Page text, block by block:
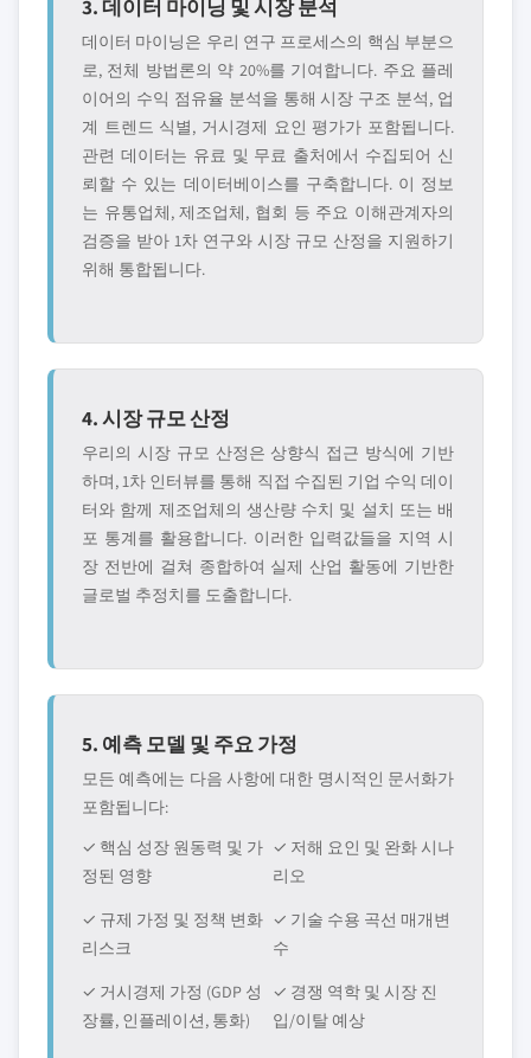
3. 데이터 마이닝 및 시장 분석
데이터 마이닝은 우리 연구 프로세스의 핵심 부분으
로, 전체 방법론의 약 20%를 기여합니다. 주요 플레
이어의 수익 점유율 분석을 통해 시장 구조 분석, 업
계 트렌드 식별, 거시경제 요인 평가가 포함됩니다.
관련 데이터는 유료 및 무료 출처에서 수집되어 신
뢰할 수 있는 데이터베이스를 구축합니다. 이 정보
는 유통업체, 제조업체, 협회 등 주요 이해관계자의
검증을 받아 1차 연구와 시장 규모 산정을 지원하기
위해 통합됩니다.
4. 시장 규모 산정
우리의 시장 규모 산정은 상향식 접근 방식에 기반
하며, 1차 인터뷰를 통해 직접 수집된 기업 수익 데이
터와 함께 제조업체의 생산량 수치 및 설치 또는 배
포 통계를 활용합니다. 이러한 입력값들을 지역 시
장 전반에 걸쳐 종합하여 실제 산업 활동에 기반한
글로벌 추정치를 도출합니다.
5. 예측 모델 및 주요 가정
모든 예측에는 다음 사항에 대한 명시적인 문서화가
포함됩니다:
✓ 핵심 성장 원동력 및 가
정된 영향
✓ 저해 요인 및 완화 시나
리오
✓ 규제 가정 및 정책 변화
리스크
✓ 기술 수용 곡선 매개변
수
✓ 거시경제 가정 (GDP 성
장률, 인플레이션, 통화)
✓ 경쟁 역학 및 시장 진
입/이탈 예상